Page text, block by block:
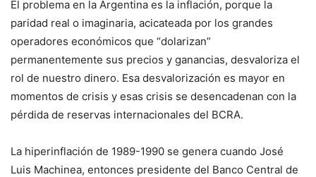
El problema en la Argentina es la inflación, porque la
paridad real o imaginaria, acicateada por los grandes
operadores económicos que “dolarizan”
permanentemente sus precios y ganancias, desvaloriza el
rol de nuestro dinero. Esa desvalorización es mayor en
momentos de crisis y esas crisis se desencadenan con la
pérdida de reservas internacionales del BCRA.
La hiperinflación de 1989-1990 se genera cuando José
Luis Machinea, entonces presidente del Banco Central de